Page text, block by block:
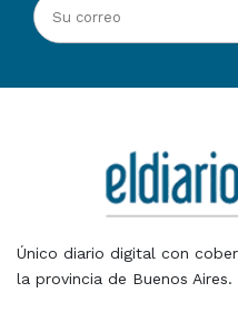
Único diario digital con
la provincia de Buenos Aires.